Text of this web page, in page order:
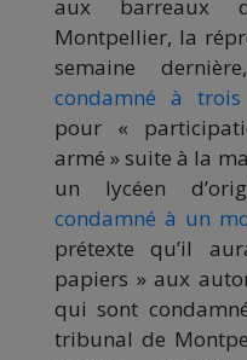
aux barreaux
Montpellier, la
semaine
condamné à
pour «
armé » suite à la
un lycéen
condamné à un
prétexte qu’il
papiers » aux
qui sont
tribunal de